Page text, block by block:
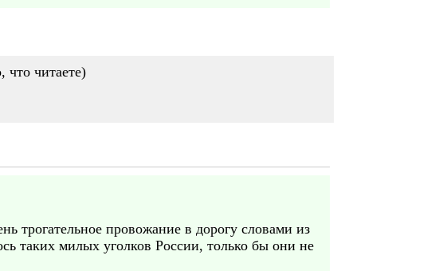
что читаете)
трогательное провожание в дорогу словами из
таких милых уголков России, только бы они не